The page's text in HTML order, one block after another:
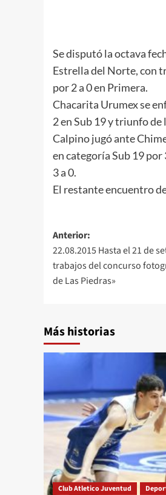
Se disputó la octava
Estrella del Norte, con
por 2 a 0 en Primera.
Chacarita Urumex se
2 en Sub 19 y triunfo
Calpino jugó ante
en categoría Sub 19
3 a 0.
El restante encuentro
Navegación
de
entradas
Anterior:
22.08.2015 Hasta el 21 de
trabajos del concurso
de Las Piedras»
Más historias
Club Atletico Juventud